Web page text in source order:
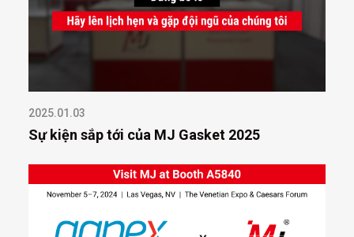
2025.01.03
Sự kiện sắp tới của MJ Gasket 2025